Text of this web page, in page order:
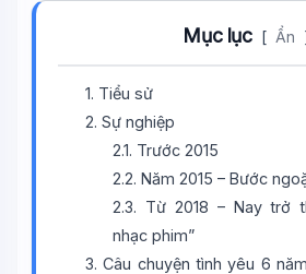
Mục lục [ Ẩn
1. Tiểu sử
2. Sự nghiệp
2.1. Trước 2015
2.2. Năm 2015 – Bước
2.3. Từ 2018 – Nay trở
nhạc phim”
3. Câu chuyện tình yêu 6